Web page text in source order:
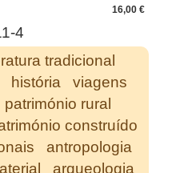
16,00 €
4
tradicional
história
viagens
património rural
construído
antropologia
arqueologia